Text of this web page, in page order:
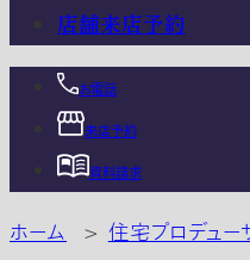
店舗来店予約
お電話
来店予約
資料請求
ホーム > 住宅プロデュー